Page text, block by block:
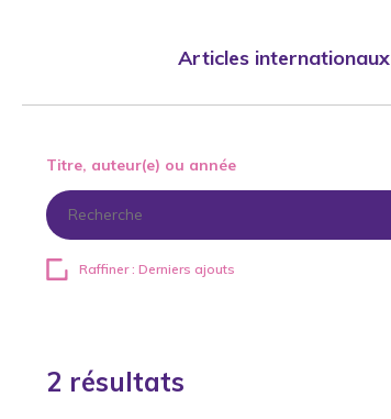
Articles internationaux
Titre, auteur(e) ou année
Raffiner : Derniers ajouts
2 résultats